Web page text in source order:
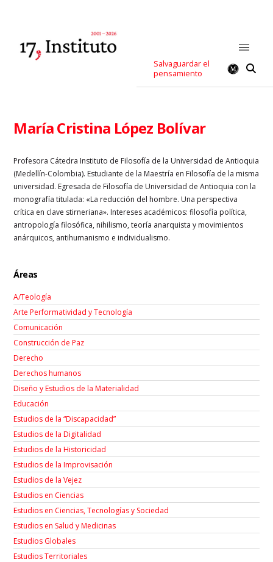
Salvaguardar el
pensamiento
María Cristina López Bolívar
Profesora Cátedra Instituto de Filosofía de la Universidad de Antioquia
(Medellín-Colombia). Estudiante de la Maestría en Filosofía de la misma
universidad. Egresada de Filosofía de Universidad de Antioquia con la
monografía titulada: «La reducción del hombre. Una perspectiva
crítica en clave stirneriana». Intereses académicos: filosofía política,
antropología filosófica, nihilismo, teoría anarquista y movimientos
anárquicos, antihumanismo e individualismo.
Áreas
A/Teología
Arte Performatividad y Tecnología
Comunicación
Construcción de Paz
Derecho
Derechos humanos
Diseño y Estudios de la Materialidad
Educación
Estudios de la “Discapacidad”
Estudios de la Digitalidad
Estudios de la Historicidad
Estudios de la Improvisación
Estudios de la Vejez
Estudios en Ciencias
Estudios en Ciencias, Tecnologías y Sociedad
Estudios en Salud y Medicinas
Estudios Globales
Estudios Territoriales